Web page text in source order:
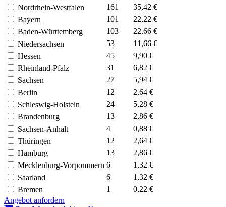
Nordrhein-Westfalen
161
35,42 €
Bayern
101
22,22 €
Baden-Württemberg
103
22,66 €
Niedersachsen
53
11,66 €
Hessen
45
9,90 €
Rheinland-Pfalz
31
6,82 €
Sachsen
27
5,94 €
Berlin
12
2,64 €
Schleswig-Holstein
24
5,28 €
Brandenburg
13
2,86 €
Sachsen-Anhalt
4
0,88 €
Thüringen
12
2,64 €
Hamburg
13
2,86 €
Mecklenburg-Vorpommern 6
1,32 €
Saarland
6
1,32 €
Bremen
1
0,22 €
Angebot anfordern